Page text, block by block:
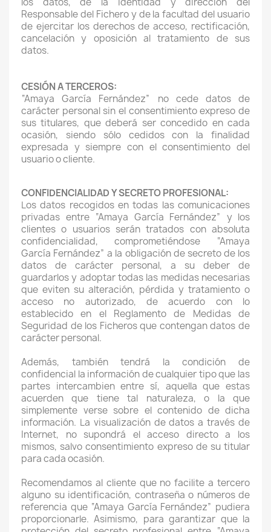
Responsable del Fichero y de la facultad del usuario
de ejercitar los derechos de acceso, rectificación,
cancelación y oposición al tratamiento de sus
datos.
CESIÓN A TERCEROS:
“Amaya García Fernández” no cede datos de
carácter personal sin el consentimiento expreso de
sus titulares, que deberá ser concedido en cada
ocasión, siendo sólo cedidos con la finalidad
expresada y siempre con el consentimiento del
usuario o cliente.
CONFIDENCIALIDAD Y SECRETO PROFESIONAL:
Los datos recogidos en todas las comunicaciones
privadas entre “Amaya García Fernández” y los
clientes o usuarios serán tratados con absoluta
confidencialidad, comprometiéndose “Amaya
García Fernández” a la obligación de secreto de los
datos de carácter personal, a su deber de
guardarlos y adoptar todas las medidas necesarias
que eviten su alteración, pérdida y tratamiento o
acceso no autorizado, de acuerdo con lo
establecido en el Reglamento de Medidas de
Seguridad de los Ficheros que contengan datos de
carácter personal.
Además, también tendrá la condición de
confidencial la información de cualquier tipo que las
partes intercambien entre sí, aquella que estas
acuerden que tiene tal naturaleza, o la que
simplemente verse sobre el contenido de dicha
información. La visualización de datos a través de
Internet, no supondrá el acceso directo a los
mismos, salvo consentimiento expreso de su titular
para cada ocasión.
Recomendamos al cliente que no facilite a tercero
alguno su identificación, contraseña o números de
referencia que “Amaya García Fernández” pudiera
proporcionarle. Asimismo, para garantizar que la